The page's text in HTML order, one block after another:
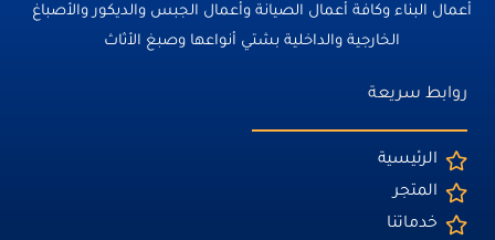
أعمال البناء وكافة أعمال الصيانة وأعمال الجبس والديكور والأصباغ
الخارجية والداخلية بشتي أنواعها وصبغ الأثاث
روابط سريعة
الرئيسية
المتجر
خدماتنا